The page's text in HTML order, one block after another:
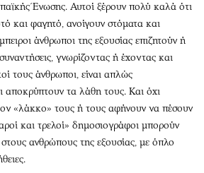
Ένωσης. Αυτοί ξέρουν πολύ καλά ότι
και φαγητό, ανοίγουν στόματα και
άνθρωποι της εξουσίας επιζητούν ή
γνωρίζοντας ή έχοντας και
τους άνθρωποι, είναι απλώς
αποκρύπτουν τα λάθη τους. Και όχι
«λάκκο» τους ή τους αφήνουν να πέσουν
και τρελοί» δημοσιογράφοι μπορούν
ανθρώπους της εξουσίας, με όπλο